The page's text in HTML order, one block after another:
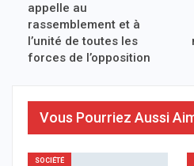
appelle au
rassemblement et à
l’unité de toutes les
forces de l’opposition
Vous Pourriez Aussi
SOCIÉTÉ